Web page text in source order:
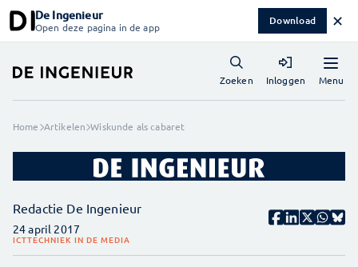
De Ingenieur
Open deze pagina in de app Download ✕
Menu
Zoeken Inloggen
Home Artikelen Wiskunde als cabaret
Redactie De Ingenieur
24 april 2017
ICTTECHNIEK IN DE MEDIA